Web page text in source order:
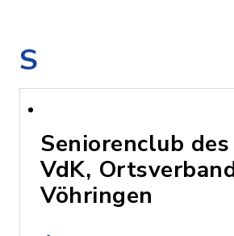
S
Seniorenclub des
VdK,
Vöhringen